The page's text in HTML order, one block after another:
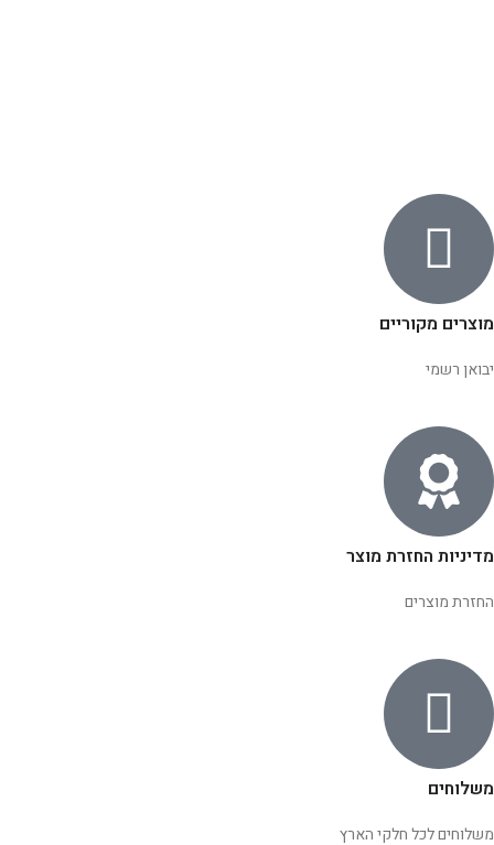
מוצרים מקוריים
יבואן רשמי
מדיניות החזרת מוצר
החזרת מוצרים
משלוחים
משלוחים לכל חלקי הארץ